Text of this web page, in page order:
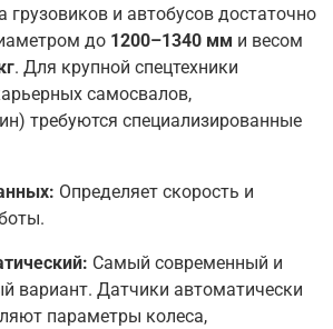
грузовиков и автобусов достаточно
до 1200–1340 мм и весом
. Для крупной спецтехники
самосвалов,
требуются специализированные
Определяет скорость и
Самый современный и
вариант. Датчики автоматически
параметры колеса,